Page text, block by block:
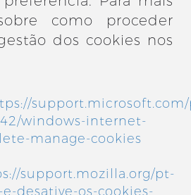
como proceder
dos cookies nos
windows-internet-
manage-cookies
support.mozilla.org/pt-